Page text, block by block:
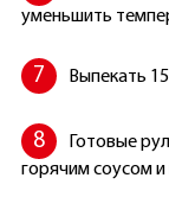
уменьшить
Выпекать
Готовые
горячим соусом и